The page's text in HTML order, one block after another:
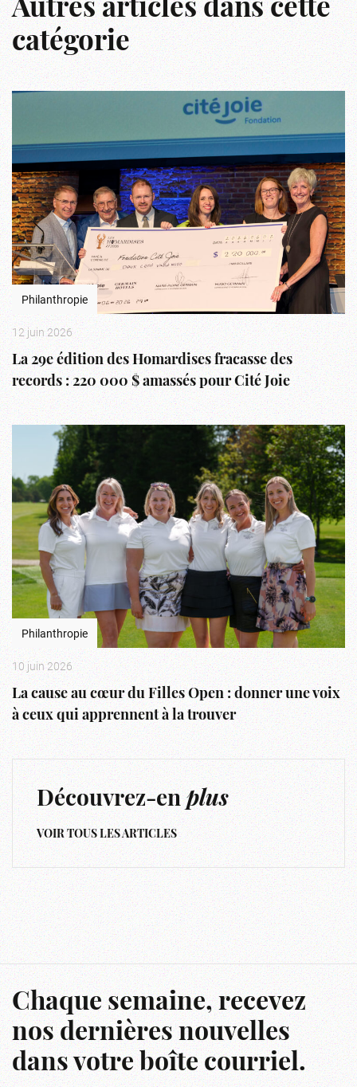
Autres articles dans cette
catégorie
Philanthropie
12 juin 2026
La 29e édition des Homardises fracasse des
records : 220 000 $ amassés pour Cité Joie
Philanthropie
10 juin 2026
La cause au cœur du Filles Open : donner une voix
à ceux qui apprennent à la trouver
Découvrez-enplus
VOIR TOUS LES ARTICLES
Chaque semaine, recevez
nos dernières nouvelles
dans votre boîte courriel.